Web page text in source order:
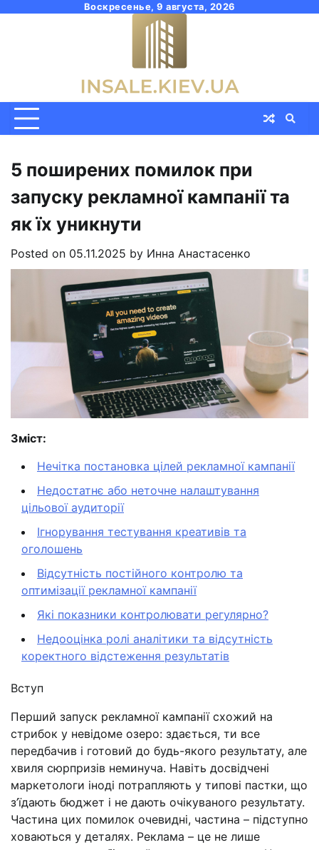
Воскресенье, 9 августа, 2026
5 поширених помилок при
запуску рекламної кампанії та
як їх уникнути
Posted on 05.11.2025 by Инна Анастасенко
Зміст:
Нечітка постановка цілей рекламної кампанії
Недостатнє або неточне налаштування
цільової аудиторії
Ігнорування тестування креативів та
оголошень
Відсутність постійного контролю та
оптимізації рекламної кампанії
Які показники контролювати регулярно?
Недооцінка ролі аналітики та відсутність
коректного відстеження результатів
Вступ
Перший запуск рекламної кампанії схожий на
стрибок у невідоме озеро: здається, ти все
передбачив і готовий до будь-якого результату, але
хвиля сюрпризів неминуча. Навіть досвідчені
маркетологи іноді потрапляють у типові пастки, що
з’їдають бюджет і не дають очікуваного результату.
Частина цих помилок очевидні, частина – підступно
ховаються у деталях. Реклама – це не лише